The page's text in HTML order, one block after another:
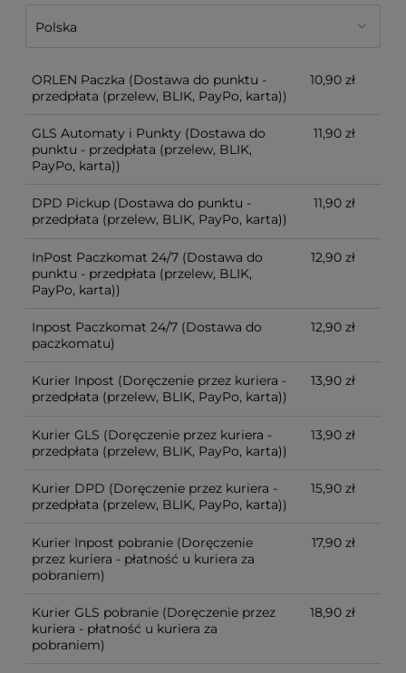
ORLEN Paczka (Dostawa do punktu -
przedpłata (przelew, BLIK, PayPo, karta))
10,90 zł
GLS Automaty i Punkty (Dostawa do
punktu - przedpłata (przelew, BLIK,
PayPo, karta))
11,90 zł
DPD Pickup (Dostawa do punktu -
przedpłata (przelew, BLIK, PayPo, karta))
11,90 zł
InPost Paczkomat 24/7 (Dostawa do
punktu - przedpłata (przelew, BLIK,
PayPo, karta))
12,90 zł
Inpost Paczkomat 24/7 (Dostawa do
paczkomatu)
12,90 zł
Kurier Inpost (Doręczenie przez kuriera -
przedpłata (przelew, BLIK, PayPo, karta))
13,90 zł
Kurier GLS (Doręczenie przez kuriera -
przedpłata (przelew, BLIK, PayPo, karta))
13,90 zł
Kurier DPD (Doręczenie przez kuriera -
przedpłata (przelew, BLIK, PayPo, karta))
15,90 zł
Kurier Inpost pobranie (Doręczenie
przez kuriera - płatność u kuriera za
pobraniem)
17,90 zł
Kurier GLS pobranie (Doręczenie przez
kuriera - płatność u kuriera za
pobraniem)
18,90 zł